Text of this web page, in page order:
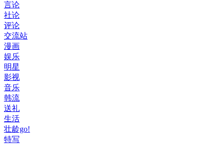
言论
社论
评论
交流站
漫画
娱乐
明星
影视
音乐
韩流
送礼
生活
壮龄go!
特写